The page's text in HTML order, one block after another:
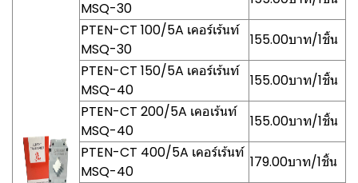
MSQ-30
PTEN-CT 100/5A เคอร์เร้นท์
MSQ-30
155.00บาท/1ชิ้น
PTEN-CT 150/5A เคอร์เร้นท์
MSQ-40
155.00บาท/1ชิ้น
PTEN-CT 200/5A เคอเร้นท์
MSQ-40
155.00บาท/1ชิ้น
PTEN-CT 400/5A เคอร์เร้นท์
MSQ-40
179.00บาท/1ชิ้น